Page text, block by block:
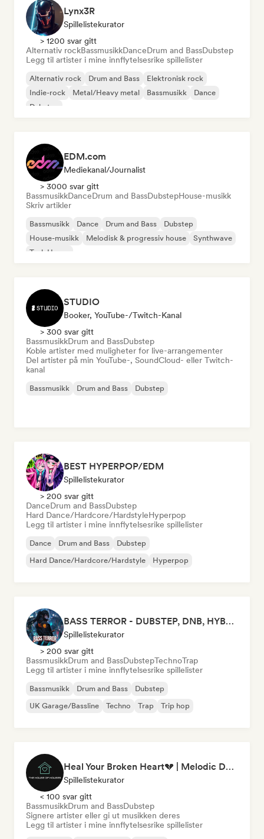
Lynx3R
Spillelistekurator
> 1200 svar gitt
Alternativ rockBassmusikkDanceDrum and BassDubstep
Legg til artister i mine innflytelsesrike spillelister
Alternativ rock Drum and Bass
Elektronisk rock
Indie-rock
Metal/Heavy metal Bassmusikk
Dance
Dubstep
EDM.com
Mediekanal/journalist
> 3000 svar gitt
BassmusikkDanceDrum and BassDubstepHouse-musikk
Skriv artikler
Bassmusikk Dance Drum and Bass
Dubstep
House-musikk
Melodisk & progressiv house
Synthwave
Tech House
STUDIO
Booker, YouTube-/Twitch-Kanal
> 300 svar gitt
BassmusikkDrum and BassDubstep
Koble artister med muligheter for live-arrangementer
Del artister på min YouTube-, SoundCloud- eller Twitch-
kanal
Bassmusikk Drum and Bass Dubstep
BEST HYPERPOP/EDM
Spillelistekurator
> 200 svar gitt
DanceDrum and BassDubstep
Hard Dance/Hardcore/HardstyleHyperpop
Legg til artister i mine innflytelsesrike spillelister
Dance Drum and Bass
Dubstep
Hard Dance/Hardcore/Hardstyle
Hyperpop
BASS TERROR - DUBSTEP, DNB, HYBRID TRAP, ROCKTRONIC FOR WORKOUT AND GAMING
Spillelistekurator
> 200 svar gitt
BassmusikkDrum and BassDubstepTechnoTrap
Legg til artister i mine innflytelsesrike spillelister
Bassmusikk Drum and Bass
Dubstep
UK Garage/Bassline
Techno Trap Trip hop
Heal Your Broken Heart💔 | Melodic Dubstep by The House of Houses
Spillelistekurator
< 100 svar gitt
BassmusikkDrum and BassDubstep
Signere artister eller gi ut musikken deres
Legg til artister i mine innflytelsesrike spillelister